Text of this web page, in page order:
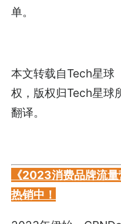
单。
本文转载自Tech星球
权，版权归Tech星球
翻译。
《2023消费品牌流
热销中！